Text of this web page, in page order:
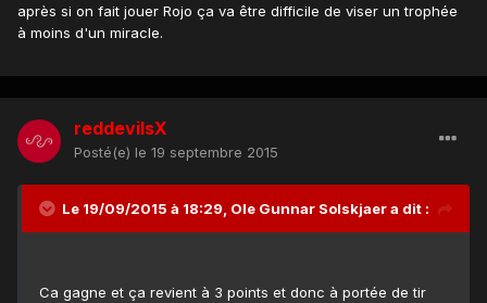
après si on fait jouer Rojo ça va être difficile de viser un trophée
à moins d'un miracle.
reddevilsX
Posté(e) le 19 septembre 2015
Le 19/09/2015 à 18:29, Ole Gunnar Solskjaer a dit :
Ca gagne et ça revient à 3 points et donc à portée de tir